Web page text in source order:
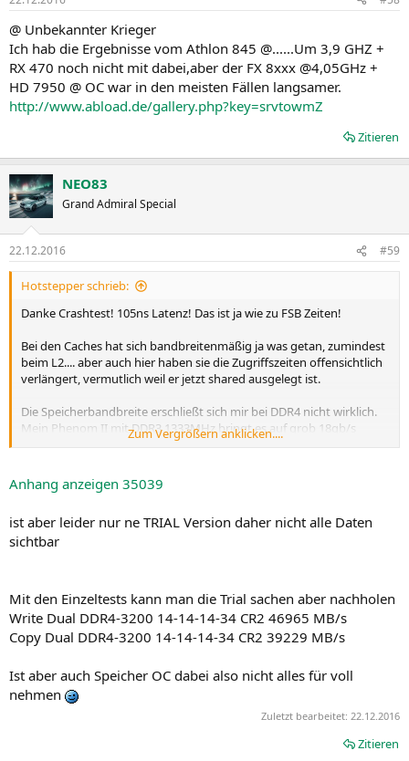
@ Unbekannter Krieger
Ich hab die Ergebnisse vom Athlon 845 @......Um 3,9 GHZ +
RX 470 noch nicht mit dabei,aber der FX 8xxx @4,05GHz +
HD 7950 @ OC war in den meisten Fällen langsamer.
http://www.abload.de/gallery.php?key=srvtowmZ
Zitieren
NEO83
Grand Admiral Special
22.12.2016 #59
Hotstepper schrieb:
Danke Crashtest! 105ns Latenz! Das ist ja wie zu FSB Zeiten!
Bei den Caches hat sich bandbreitenmäßig ja was getan, zumindest
beim L2.... aber auch hier haben sie die Zugriffszeiten offensichtlich
verlängert, vermutlich weil er jetzt shared ausgelegt ist.
Die Speicherbandbreite erschließt sich mir bei DDR4 nicht wirklich.
Mein Phenom II mit DDR3 1333MHz bringt es auf grob 18gb/s
während dein AM4 mit DDR4 2133MHz es auf 19.5gb/s bringt. Hat
die aktuell beim Speichersubsystem stehen?
Rate im Bios. Du verschänkst da reihenweise Takte beim
Speicherzugriff. Da die GPU mit drann hängt wird das sicher nicht
Zum Vergrößern anklicken....
Anhang anzeigen 35039
ist aber leider nur ne TRIAL Version daher nicht alle Daten
sichtbar
Mit den Einzeltests kann man die Trial sachen aber nachholen
Write Dual DDR4-3200 14-14-14-34 CR2 46965 MB/s
Copy Dual DDR4-3200 14-14-14-34 CR2 39229 MB/s
Ist aber auch Speicher OC dabei also nicht alles für voll
nehmen
Zuletzt bearbeitet: 22.12.2016
Zitieren